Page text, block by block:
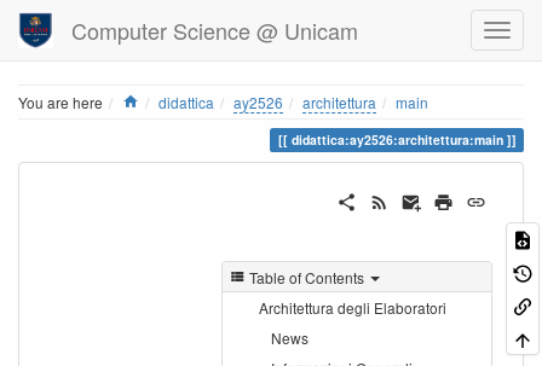
Computer Science @ Unicam
You are here Home
didattica ay2526 architettura main
didattica:ay2526:architettura:main
Table of Contents
Architettura degli Elaboratori
News